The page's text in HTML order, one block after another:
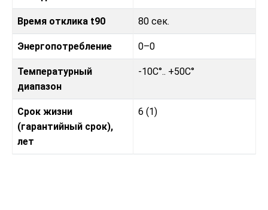
Время отклика t90 80 сек.
Энергопотребление 0–0
Температурный
диапазон
-10C°.. +50C°
Срок жизни
(гарантийный срок),
лет
6 (1)